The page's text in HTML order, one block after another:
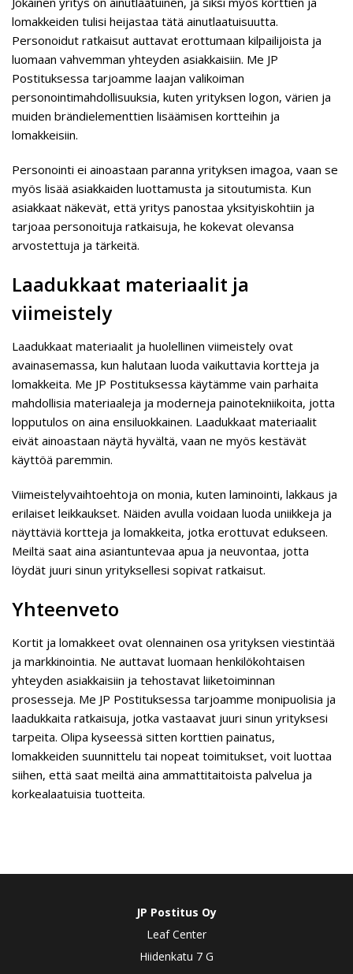
lomakkeiden tulisi heijastaa tätä ainutlaatuisuutta.
Personoidut ratkaisut auttavat erottumaan kilpailijoista ja
luomaan vahvemman yhteyden asiakkaisiin. Me JP
Postituksessa tarjoamme laajan valikoiman
personointimahdollisuuksia, kuten yrityksen logon, värien ja
muiden brändielementtien lisäämisen kortteihin ja
lomakkeisiin.
Personointi ei ainoastaan paranna yrityksen imagoa, vaan se
myös lisää asiakkaiden luottamusta ja sitoutumista. Kun
asiakkaat näkevät, että yritys panostaa yksityiskohtiin ja
tarjoaa personoituja ratkaisuja, he kokevat olevansa
arvostettuja ja tärkeitä.
Laadukkaat materiaalit ja
viimeistely
Laadukkaat materiaalit ja huolellinen viimeistely ovat
avainasemassa, kun halutaan luoda vaikuttavia kortteja ja
lomakkeita. Me JP Postituksessa käytämme vain parhaita
mahdollisia materiaaleja ja moderneja painotekniikoita, jotta
lopputulos on aina ensiluokkainen. Laadukkaat materiaalit
eivät ainoastaan näytä hyvältä, vaan ne myös kestävät
käyttöä paremmin.
Viimeistelyvaihtoehtoja on monia, kuten laminointi, lakkaus ja
erilaiset leikkaukset. Näiden avulla voidaan luoda uniikkeja ja
näyttäviä kortteja ja lomakkeita, jotka erottuvat edukseen.
Meiltä saat aina asiantuntevaa apua ja neuvontaa, jotta
löydät juuri sinun yrityksellesi sopivat ratkaisut.
Yhteenveto
Kortit ja lomakkeet ovat olennainen osa yrityksen viestintää
ja markkinointia. Ne auttavat luomaan henkilökohtaisen
yhteyden asiakkaisiin ja tehostavat liiketoiminnan
prosesseja. Me JP Postituksessa tarjoamme monipuolisia ja
laadukkaita ratkaisuja, jotka vastaavat juuri sinun yrityksesi
tarpeita. Olipa kyseessä sitten korttien painatus,
lomakkeiden suunnittelu tai nopeat toimitukset, voit luottaa
siihen, että saat meiltä aina ammattitaitoista palvelua ja
korkealaatuisia tuotteita.
JP Postitus Oy
Leaf Center
Hiidenkatu 7 G